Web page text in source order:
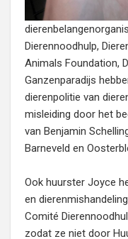
Dierennoodhulp,
Animals Foundation,
Ganzenparadijs
dierenpolitie van
misleiding door het
van Benjamin
Barneveld en
Ook huurster Joyce
en
Comité
zodat ze niet door